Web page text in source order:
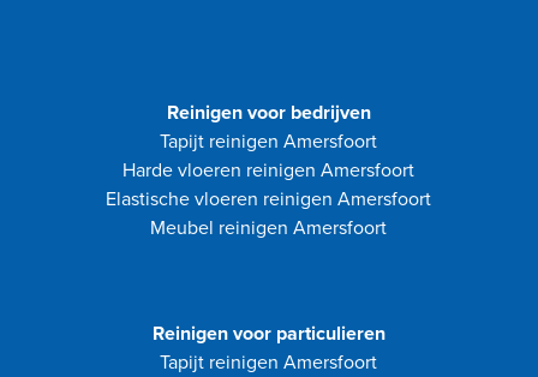
Reinigen voor bedrijven
Tapijt reinigen Amersfoort
Harde vloeren reinigen Amersfoort
Elastische vloeren reinigen Amersfoort
Meubel reinigen Amersfoort
Reinigen voor particulieren
Tapijt reinigen Amersfoort